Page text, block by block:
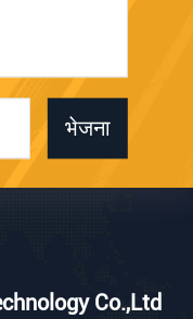
भेजना
Co.,Ltd